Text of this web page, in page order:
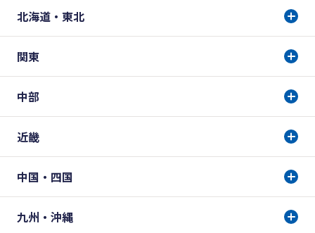
北海道・東北
関東
中部
近畿
中国・四国
九州・沖縄